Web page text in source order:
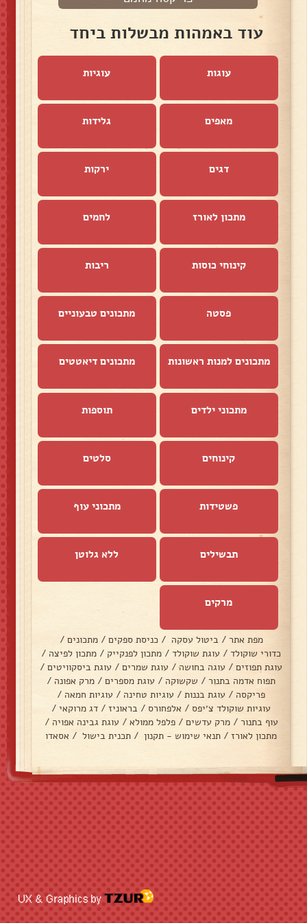
עוד באמהות מבשלות ביחד
עוגות עוגיות
מאפים גלידות
דגים ירקות
מתכון לאורז לחמים
קינוחי כוסות ריבות
פסטה מתכונים טבעוניים
מתכונים למנות ראשונות מתכונים דיאטטים
מתכוני ילדים תוספות
קינוחים סלטים
פשטידות מתכוני עוף
תבשילים ללא גלוטן
מרקים
מפת אתר / ביטול עסקה / כניסת ספקים / מתכונים /
כדורי שוקולד / עוגת שוקולד / מתכון לפנקייק / מתכון לפיצה /
עוגת תפוזים / עוגה בחושה / עוגת שמרים / עוגת ביסקוויטים /
תפוח אדמה בתנור / שקשוקה / עוגת מספרים / מרק אפונה /
פריקסה / עוגת בננות / עוגיות טחינה / עוגיות חמאה /
עוגיות שוקולד צ׳יפס / אלפחורס / בראוניז / דג מרוקאי /
עוף בתנור / מרק עדשים / פלפל ממולא / עוגת גבינה אפויה /
מתכון לאורז / תנאי שימוש - תקנון / תכנית בישול / אסאדו